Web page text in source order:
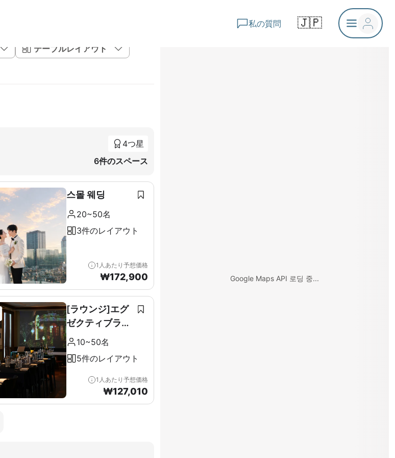
私の質問 🇯🇵
テーブルレイアウト
4つ星
6件のスペース
스몰 웨딩
20~50名
3件のレイアウト
1人あたり予想価格
₩172,900
[ラウンジ]エグ
ゼクティブラウ
ンジ＆テラス全
10~50名
5件のレイアウト
1人あたり予想価格
₩127,010
Google Maps API 로딩 중...